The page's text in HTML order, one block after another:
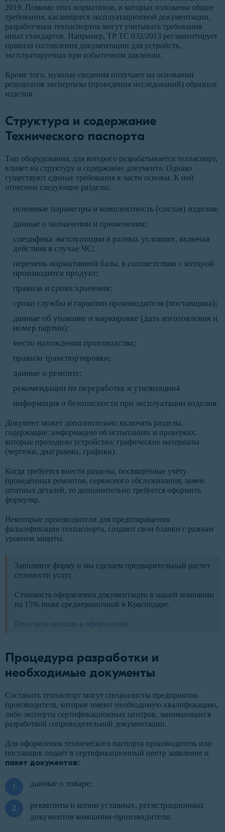
2019. Помимо этих нормативов, в которых изложены общие
требования, касающиеся эксплуатационной документации,
разработчики техпаспортов могут учитывать требования
иных стандартов. Например, ТР ТС 032/2013 регламентирует
правила составления документации для устройств,
эксплуатируемых при избыточном давлении.
Кроме того, нужные сведения получают на основании
результатов экспертизы (проведения исследований) образцов
изделия.
Структура и содержание
Технического паспорта
Тип оборудования, для которого разрабатывается техпаспорт,
влияет на структуру и содержание документа. Однако
существуют единые требования в части основы. К ней
отнесены следующие разделы:
основные параметры и комплектность (состав) изделия;
данные о назначении и применении;
специфика эксплуатации в разных условиях, включая
действия в случае ЧС;
перечень нормативной базы, в соответствии с которой
производится продукт;
правила и сроки хранения;
сроки службы и гарантии производителя (поставщика);
данные об упаковке и маркировке (дата изготовления и
номер партии);
место нахождения производства;
правила транспортировки;
данные о ремонте;
рекомендации по переработке и утилизации4
информация о безопасности при эксплуатации изделия.
Документ может дополнительно включать разделы,
содержащие: информацию об испытаниях и проверках,
которые проходило устройство; графические материалы
(чертежи, диаграммы, графики).
Когда требуется внести разделы, посвящённые учёту
проведённых ремонтов, сервисного обслуживания, замен
штатных деталей, то дополнительно требуется оформить
формуляр.
Некоторые производители для предотвращения
фальсификации техпаспорта, создают свои бланки с разным
уровнем защиты.
Заполните форму и мы сделаем предварительный расчет
стоимости услуг.
Стоимость оформления документации в нашей компании
на 15% ниже среднерыночной в Краснодаре.
Получить помощь в оформлении
Процедура разработки и
необходимые документы
Составить техпаспорт могут специалисты предприятия-
производителя, которые имеют необходимую квалификацию,
либо эксперты сертификационных центров, занимающиеся
разработкой сопроводительной документации.
Для оформления технического паспорта производитель или
поставщик подаёт в сертификационный центр заявление и
пакет документов:
данные о товаре;
реквизиты и копии уставных, регистрационных
документов компании-производителя;